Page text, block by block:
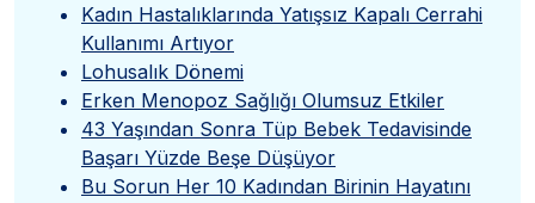
Kadın Hastalıklarında Yatışsız Kapalı Cerrahi
Kullanımı Artıyor
Lohusalık Dönemi
Erken Menopoz Sağlığı Olumsuz Etkiler
43 Yaşından Sonra Tüp Bebek Tedavisinde
Başarı Yüzde Beşe Düşüyor
Bu Sorun Her 10 Kadından Birinin Hayatını